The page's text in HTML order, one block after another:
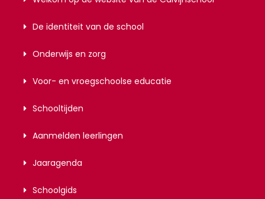
De identiteit van de school
Onderwijs en zorg
Voor- en vroegschoolse educatie
Schooltijden
Aanmelden leerlingen
Jaaragenda
Schoolgids